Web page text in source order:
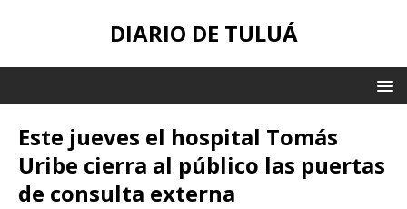
DIARIO DE TULUÁ
Este jueves el hospital Tomás
Uribe cierra al público las puertas
de consulta externa